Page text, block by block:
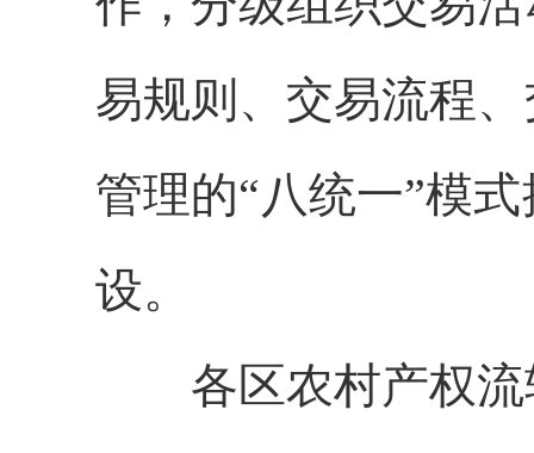
易规则、交易流程
管理的“八统一”模
设。
各区农村产权